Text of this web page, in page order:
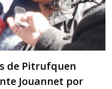
de Pitrufquen
Jouannet por